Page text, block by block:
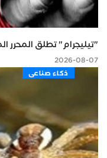
"تيليجرام" تطلق المحرر
2026-08-07
ذكاء صناعى